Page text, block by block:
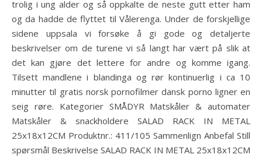
trolig i ung alder og så oppkalte de neste gutt etter ham
og da hadde de flyttet til Vålerenga. Under de forskjellige
sidene uppsala vi forsøke å gi gode og detaljerte
beskrivelser om de turene vi så langt har vært på slik at
det kan gjøre det lettere for andre og komme igang.
Tilsett mandlene i blandinga og rør kontinuerlig i ca 10
minutter til gratis norsk pornofilmer dansk porno ligner en
seig røre. Kategorier SMÅDYR Matskåler & automater
Matskåler & snackholdere SALAD RACK IN METAL
25x18x12CM Produktnr.: 411/105 Sammenlign Anbefal Still
spørsmål Beskrivelse SALAD RACK IN METAL 25x18x12CM